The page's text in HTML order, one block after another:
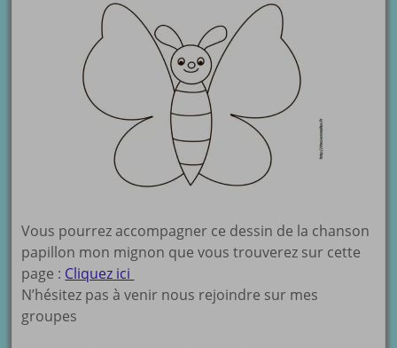
Vous pourrez accompagner ce dessin de la chanson
papillon mon mignon que vous trouverez sur cette
page : Cliquez ici
N’hésitez pas à venir nous rejoindre sur mes
groupes